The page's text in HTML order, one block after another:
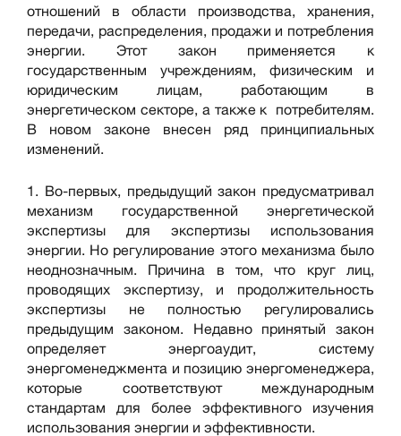
отношений в области производства, хранения,
передачи, распределения, продажи и потребления
энергии. Этот закон применяется к
государственным учреждениям, физическим и
юридическим лицам, работающим в
энергетическом секторе, а также к потребителям.
В новом законе внесен ряд принципиальных
изменений.
1. Во-первых, предыдущий закон предусматривал
механизм государственной энергетической
экспертизы для экспертизы использования
энергии. Но регулирование этого механизма было
неоднозначным. Причина в том, что круг лиц,
проводящих экспертизу, и продолжительность
экспертизы не полностью регулировались
предыдущим законом. Недавно принятый закон
определяет энергоаудит, систему
энергоменеджмента и позицию энергоменеджера,
которые соответствуют международным
стандартам для более эффективного изучения
использования энергии и эффективности.